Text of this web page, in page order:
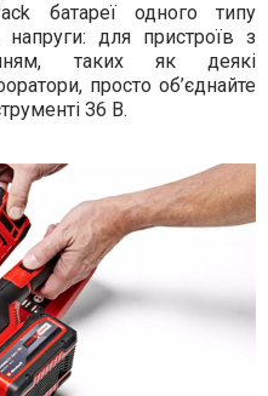
батареї одного типу
для пристроїв з
таких як деякі
просто об’єднайте
36 В.